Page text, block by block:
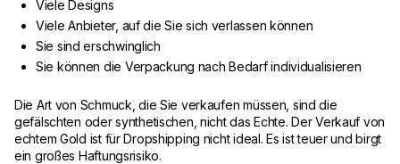
Viele Designs
Viele Anbieter, auf die Sie sich verlassen können
Sie sind erschwinglich
Sie können die Verpackung nach Bedarf individualisieren
Die Art von Schmuck, die Sie verkaufen müssen, sind die
gefälschten oder synthetischen, nicht das Echte. Der Verkauf von
echtem Gold ist für Dropshipping nicht ideal. Es ist teuer und birgt
ein großes Haftungsrisiko.